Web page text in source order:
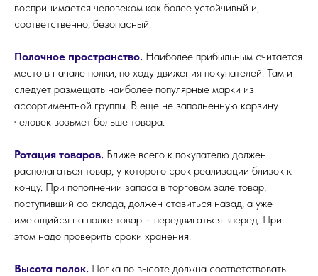
воспринимается человеком как более устойчивый и,
соответственно, безопасный.
Полочное пространство. Наиболее прибыльным считается
место в начале полки, по ходу движения покупателей. Там и
следует размещать наиболее популярные марки из
ассортиментной группы. В еще не заполненную корзину
человек возьмет больше товара.
Ротация товаров. Ближе всего к покупателю должен
располагаться товар, у которого срок реализации близок к
концу. При пополнении запаса в торговом зале товар,
поступивший со склада, должен ставиться назад, а уже
имеющийся на полке товар – передвигаться вперед. При
этом надо проверить сроки хранения.
Высота полок. Полка по высоте должна соответствовать